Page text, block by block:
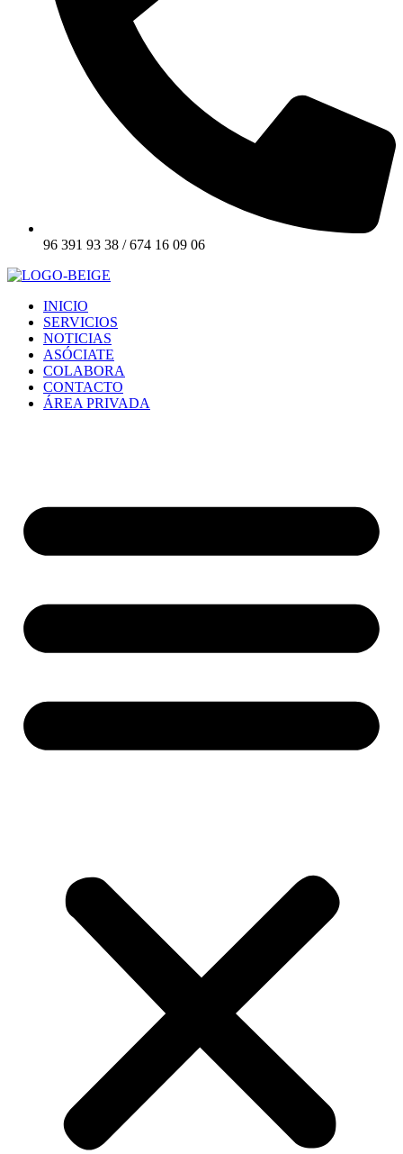
96 391 93 38 / 674 16 09 06
INICIO
SERVICIOS
NOTICIAS
ASÓCIATE
COLABORA
CONTACTO
ÁREA PRIVADA